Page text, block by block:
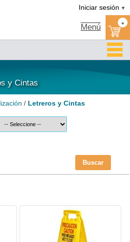
Iniciar sesión ▼
Menú +
y Cintas
/ Letreros y Cintas
Buscar
SAB-SEN-PM77002-Sablón